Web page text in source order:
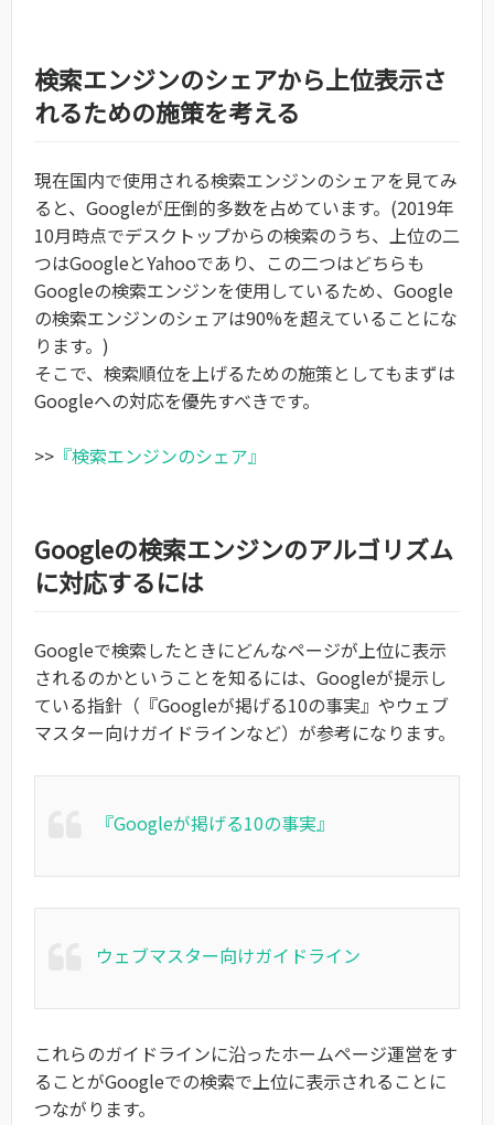
検索エンジンのシェアから上位表示さ
れるための施策を考える
現在国内で使用される検索エンジンのシェアを見てみ
ると、Googleが圧倒的多数を占めています。(2019年
10月時点でデスクトップからの検索のうち、上位の二
つはGoogleとYahooであり、この二つはどちらも
Googleの検索エンジンを使用しているため、Google
の検索エンジンのシェアは90%を超えていることにな
ります。)
そこで、検索順位を上げるための施策としてもまずは
Googleへの対応を優先すべきです。
>> 『検索エンジンのシェア』
Googleの検索エンジンのアルゴリズム
に対応するには
Googleで検索したときにどんなページが上位に表示
されるのかということを知るには、Googleが提示し
ている指針（『Googleが掲げる10の事実』やウェブ
マスター向けガイドラインなど）が参考になります。
『Googleが掲げる10の事実』
ウェブマスター向けガイドライン
これらのガイドラインに沿ったホームページ運営をす
ることがGoogleでの検索で上位に表示されることに
つながります。